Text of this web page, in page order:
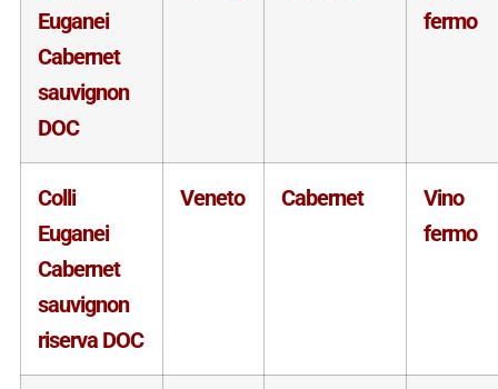
Euganei
Cabernet
sauvignon
DOC
fermo
Colli
Euganei
Cabernet
sauvignon
riserva DOC
Veneto Cabernet
Vino
fermo